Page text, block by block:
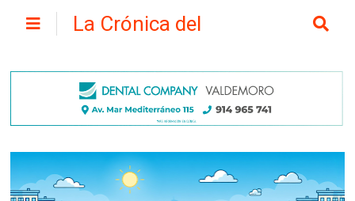
La Crónica del